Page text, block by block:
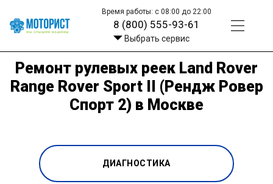
Время работы: с 08:00 до 22:00
8 (800) 555-93-61
Выбрать сервис
Ремонт рулевых реек Land Rover
Range Rover Sport II (Рендж Ровер
Спорт 2) в Москве
ДИАГНОСТИКА